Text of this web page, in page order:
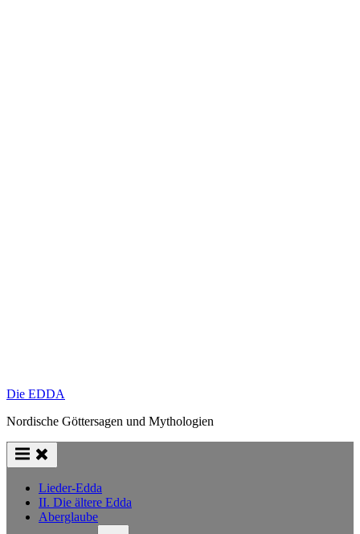
Die EDDA
Nordische Göttersagen und Mythologien
Lieder-Edda
II. Die ältere Edda
Aberglaube